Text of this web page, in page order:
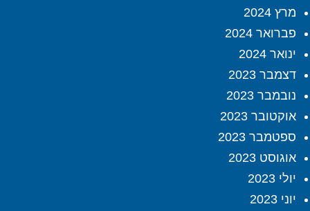
מרץ 2024
פברואר 2024
ינואר 2024
דצמבר 2023
נובמבר 2023
אוקטובר 2023
ספטמבר 2023
אוגוסט 2023
יולי 2023
יוני 2023